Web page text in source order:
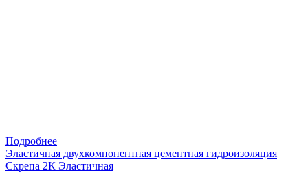
Подробнее
Эластичная двухкомпонентная цементная гидроизоляция
Скрепа 2К Эластичная